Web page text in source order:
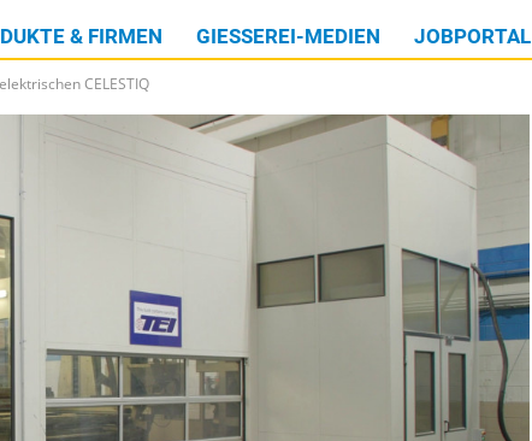
& FIRMEN GIESSEREI-MEDIEN JOBPORTAL
CELESTIQ